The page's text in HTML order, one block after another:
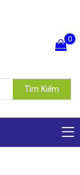
Tìm Kiếm
0